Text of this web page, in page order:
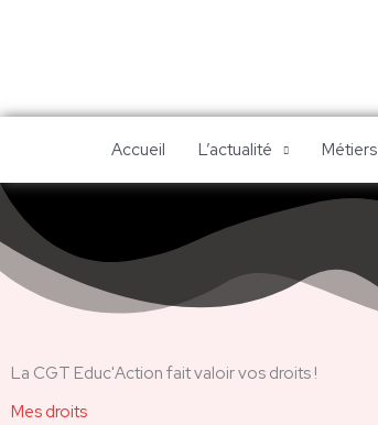
Accueil L’actualité Métiers
La CGT Educ'Action fait valoir vos droits !
Mes droits